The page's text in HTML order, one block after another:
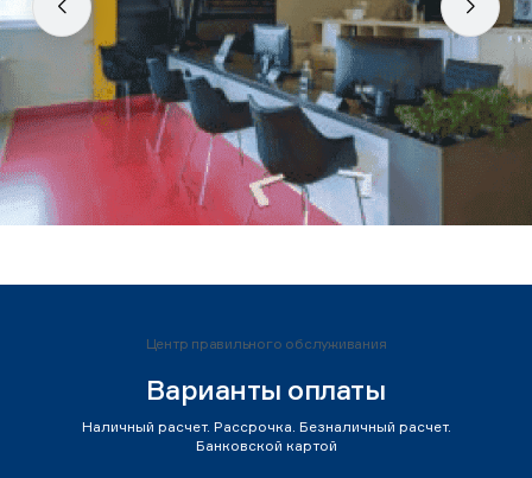
Центр правильного обслуживания
Варианты оплаты
Наличный расчет. Рассрочка. Безналичный расчет.
Банковской картой